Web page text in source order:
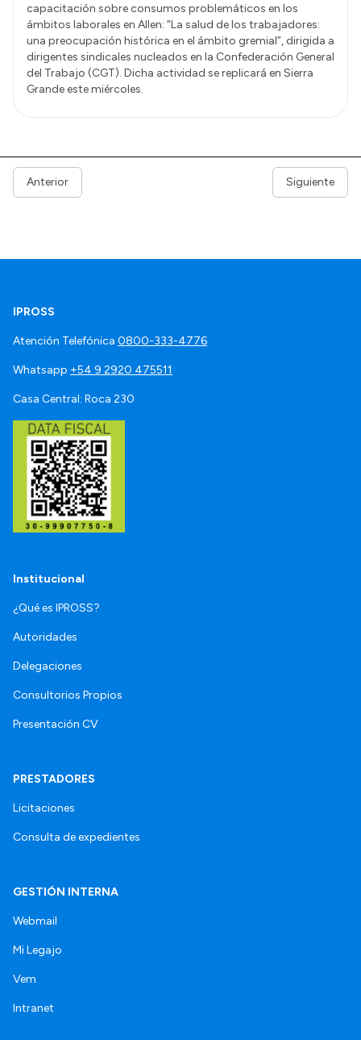
capacitación sobre consumos problemáticos en los
ámbitos laborales en Allen: “La salud de los trabajadores:
una preocupación histórica en el ámbito gremial”, dirigida a
dirigentes sindicales nucleados en la Confederación General
del Trabajo (CGT). Dicha actividad se replicará en Sierra
Grande este miércoles.
Anterior Siguiente
IPROSS
Atención Telefónica 0800-333-4776
Whatsapp +54 9 2920 475511
Casa Central: Roca 230
Institucional
¿Qué es IPROSS?
Autoridades
Delegaciones
Consultorios Propios
Presentación CV
PRESTADORES
Licitaciones
Consulta de expedientes
GESTIÓN INTERNA
Webmail
Mi Legajo
Vem
Intranet